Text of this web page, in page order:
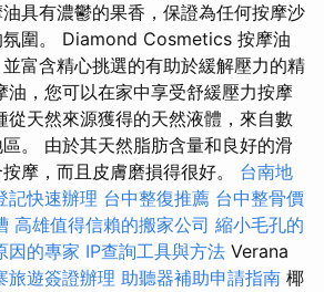
具有濃鬱的果香，保證為任何按摩沙
圍。 Diamond Cosmetics 按摩油
富含精心挑選的有助於緩解壓力的精
油，您可以在家中享受舒緩壓力按摩
從天然來源獲得的天然液體，來自數
。 由於其天然脂肪含量和良好的滑
摩，而且皮膚磨損得很好。 台南地
記快速辦理 台中整復推薦 台中整骨價
高雄值得信賴的搬家公司 縮小毛孔的
因的專家 IP查詢工具與方法 Verana
旅遊簽證辦理 助聽器補助申請指南 椰